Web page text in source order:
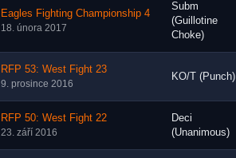
Eagles Fighting Championship 4
18. února 2017
Subm
(Guillotine
Choke)
RFP 53: West Fight 23
9. prosince 2016
KO/T (Punch)
RFP 50: West Fight 22
23. září 2016
Deci
(Unanimous)